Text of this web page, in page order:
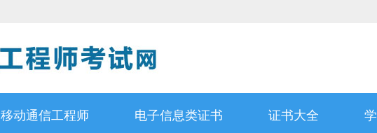
移动通信工程师 电子信息类证书 证书大全